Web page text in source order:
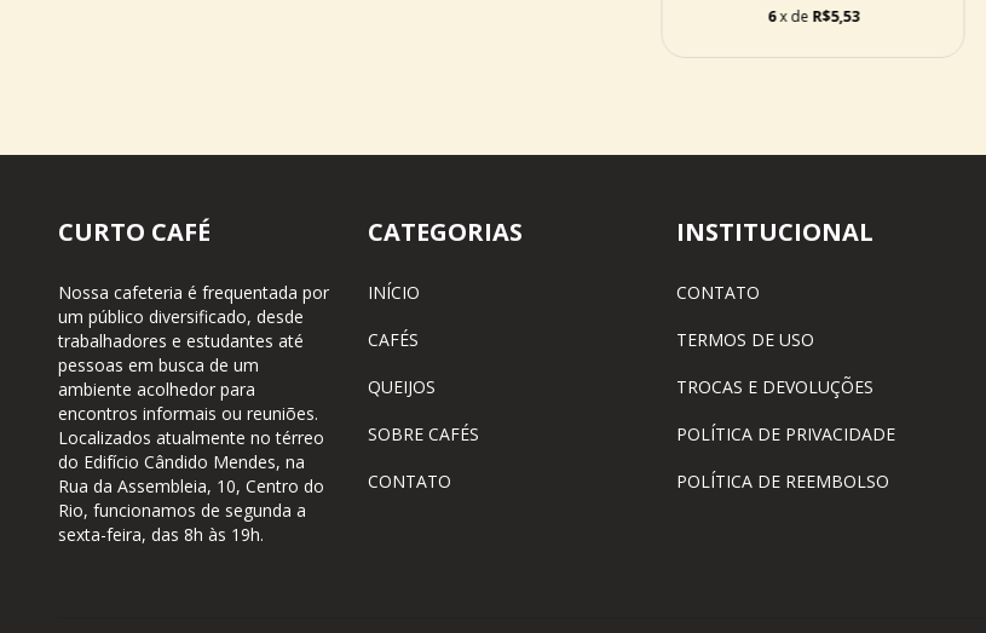
6x de R$5,53
CURTO CAFÉ
Nossa cafeteria é frequentada por
um público diversificado, desde
trabalhadores e estudantes até
pessoas em busca de um
ambiente acolhedor para
encontros informais ou reuniões.
Localizados atualmente no térreo
do Edifício Cândido Mendes, na
Rua da Assembleia, 10, Centro do
Rio, funcionamos de segunda a
sexta-feira, das 8h às 19h.
CATEGORIAS
INÍCIO
CAFÉS
QUEIJOS
SOBRE CAFÉS
CONTATO
INSTITUCIONAL
CONTATO
TERMOS DE USO
TROCAS E DEVOLUÇÕES
POLÍTICA DE PRIVACIDADE
POLÍTICA DE REEMBOLSO